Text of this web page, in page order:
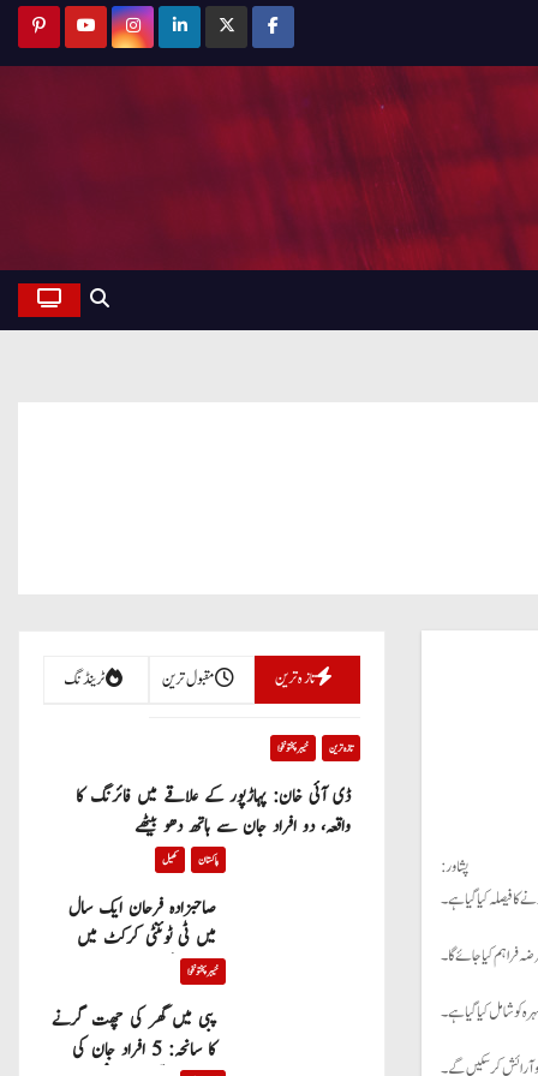
پشاور:
کا فیصلہ کیا گیا ہے۔
فراہم کیا جائے گا۔
کو شامل کیا گیا ہے۔
و آرائش کرسکیں گے۔
تازہ ترین مقبول ترین ٹرینڈنگ
تازہ ترین خیبر پختونخوا
ڈی آئی خان: پہاڑپور کے علاقے میں فائرنگ کا
واقعہ، دو افراد جان سے ہاتھ دھو بیٹھے
پاکستان کھیل
صاحبزادہ فرحان ایک سال
میں ٹی ٹوئنٹی کرکٹ میں
100 چھکے لگانے والے پہلے
پاکستانی بیٹر بن گئے
خیبر پختونخوا
پبی میں گھر کی چھت گرنے
کا سانحہ: 5 افراد جان کی